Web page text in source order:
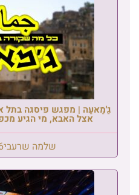
גַ'מַאעַה | מפגש פיסגה בתל
אצל האבא, מי הגיע
שלמה שרעבי